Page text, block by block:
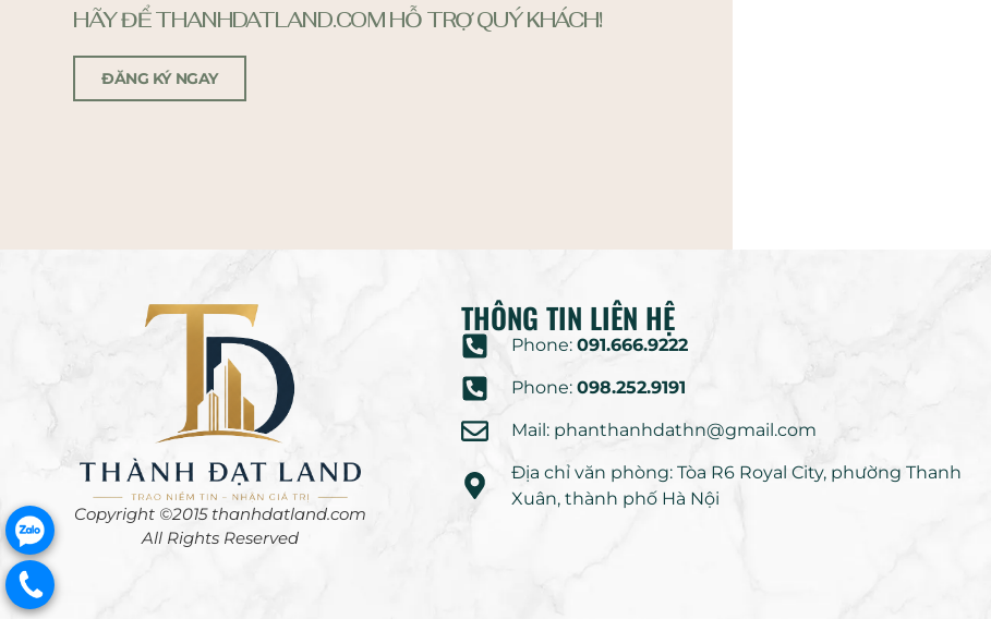
HÃY ĐỂ THANHDATLAND.COM HỖ TRỢ QUÝ KHÁCH!
ĐĂNG KÝ NGAY
Copyright ©2015 thanhdatland.com
All Rights Reserved
THÔNG TIN LIÊN HỆ
Phone:091.666.9222
Phone:098.252.9191
Mail: phanthanhdathn@gmail.com
Địa chỉ văn phòng: Tòa R6 Royal City, phường Thanh
Xuân, thành phố Hà Nội
.
.